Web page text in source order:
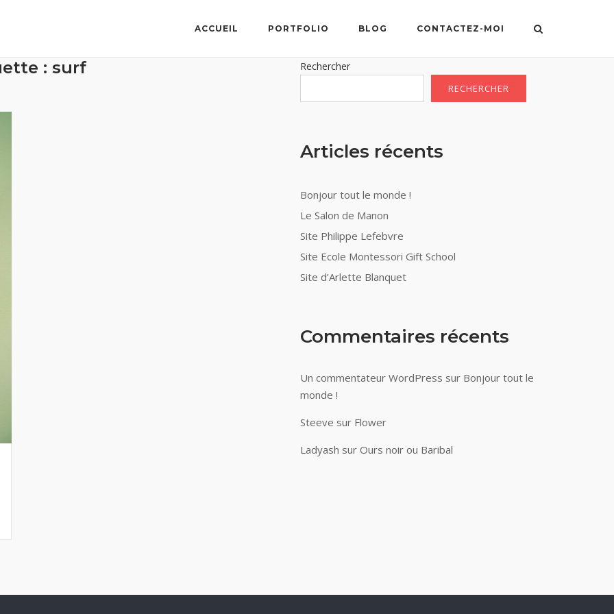
ACCUEIL PORTFOLIO BLOG CONTACTEZ-MOI
: surf Rechercher
RECHERCHER
Articles récents
Bonjour tout le monde !
Le Salon de Manon
Site Philippe Lefebvre
Site Ecole Montessori Gift School
Site d’Arlette Blanquet
Commentaires récents
Un commentateur WordPress sur Bonjour tout le
monde !
Steeve sur Flower
Ladyash sur Ours noir ou Baribal